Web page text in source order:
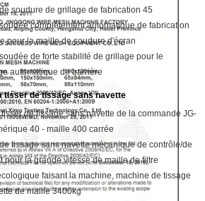
soudure de grillage de fabrication 45
complètement automatique de fabrication
pour la maille de soudure d'écran
de forte stabilité de grillage pour le
automatique de barrière
tisser de tissage sans navette
de tissage sans navette de la commande JG-
40 - maille 400 carrée
tissage sans navette mécanique de contrôle/de
pour la grande vitesse de maille de filtre
faisant la machine, machine de tissage
de maille 3400kg